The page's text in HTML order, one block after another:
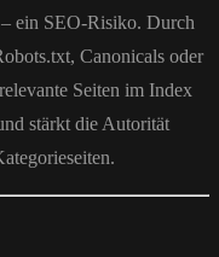
ein SEO-Risiko. Durch
Canonicals oder
Seiten im Index
stärkt die Autorität